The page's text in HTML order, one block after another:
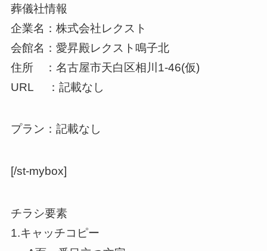
葬儀社情報
企業名：株式会社レクスト
会館名：愛昇殿レクスト鳴子北
住所 ：名古屋市天白区相川1-46(仮)
URL ：記載なし
プラン：記載なし
[/st-mybox]
チラシ要素
1.キャッチコピー